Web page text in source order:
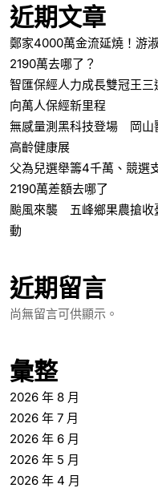
近期文章
鄭家4000萬金流延燒！游
2190萬去哪了？
智匯保經人力成長雙冠王
向萬人保經新里程
無感量測黑科技登場 岡
高齡健康展
父為兒選舉籌4千萬、競選
2190萬差額去哪了
颱風來襲 五峰鄉果農搶
動
近期留言
尚無留言可供顯示。
彙整
2026 年 8 月
2026 年 7 月
2026 年 6 月
2026 年 5 月
2026 年 4 月